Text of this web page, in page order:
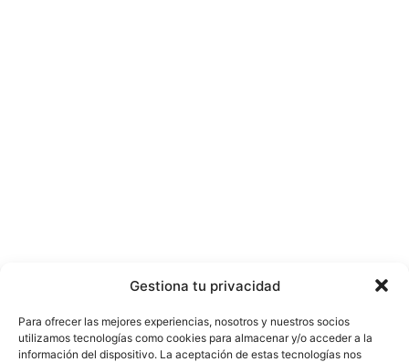
Gestiona tu privacidad
Para ofrecer las mejores experiencias, nosotros y nuestros socios
utilizamos tecnologías como cookies para almacenar y/o acceder a la
información del dispositivo. La aceptación de estas tecnologías nos